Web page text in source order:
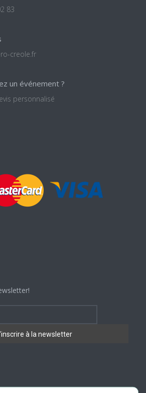
83
creole.fr
un événement ?
personnalisé